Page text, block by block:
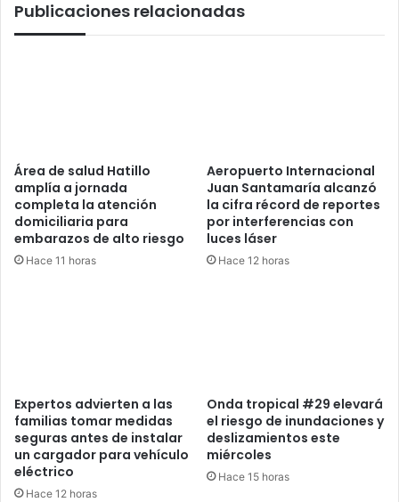
Publicaciones relacionadas
Área de salud Hatillo
amplía a jornada
completa la atención
domiciliaria para
embarazos de alto riesgo
Hace 11 horas
Aeropuerto Internacional
Juan Santamaría alcanzó
la cifra récord de reportes
por interferencias con
luces láser
Hace 12 horas
Expertos advierten a las
familias tomar medidas
seguras antes de instalar
un cargador para vehículo
eléctrico
Hace 12 horas
Onda tropical #29 elevará
el riesgo de inundaciones y
deslizamientos este
miércoles
Hace 15 horas